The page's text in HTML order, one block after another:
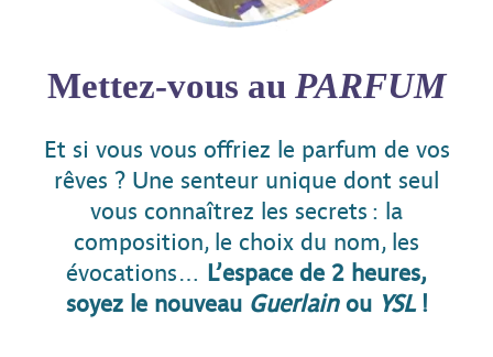
Mettez-vous au PARFUM
Et si vous vous offriez le parfum de vos
rêves ? Une senteur unique dont seul
vous connaîtrez les secrets : la
composition, le choix du nom, les
évocations… L’espace de 2 heures,
soyez le nouveau Guerlainou YSL!